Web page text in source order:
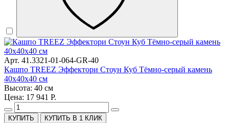
Арт. 41.3321-01-064-GR-40
Кашпо TREEZ Эффектори Стоун Куб Тёмно-серый камень
40х40х40 см
Высота: 40 см
Цена: 17 941 Р.
КУПИТЬ В 1 КЛИК